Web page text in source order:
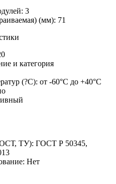
3
(мм): 71
и категория
(?С): от -60°С до +40°С
ТУ): ГОСТ Р 50345,
Нет